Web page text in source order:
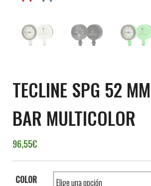
TECLINE SPG 52
BAR MULTICOLOR
96,55€
COLOR